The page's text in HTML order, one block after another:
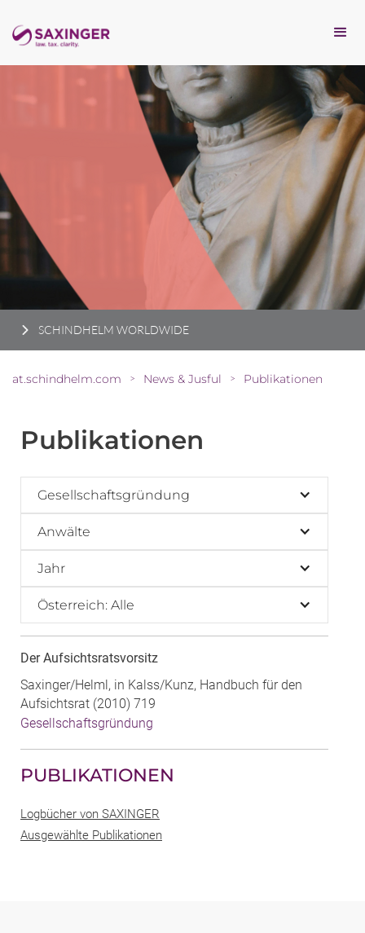
SCHINDHELM WORLDWIDE
at.schindhelm.com > News & Jusful > Publikationen
Publikationen
Gesellschaftsgründung
Anwälte
Jahr
Österreich: Alle
Der Aufsichtsratsvorsitz
Saxinger/Helml, in Kalss/Kunz, Handbuch für den
Aufsichtsrat (2010) 719
Gesellschaftsgründung
PUBLIKATIONEN
Logbücher von SAXINGER
Ausgewählte Publikationen